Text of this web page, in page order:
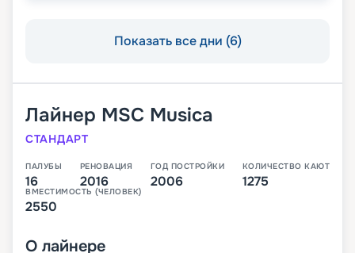
Показать все дни (6)
Лайнер MSC Musica
СТАНДАРТ
ПАЛУБЫ
16
РЕНОВАЦИЯ
2016
ГОД ПОСТРОЙКИ
2006
КОЛИЧЕСТВО КАЮТ
1275
ВМЕСТИМОСТЬ (ЧЕЛОВЕК)
2550
О лайнере